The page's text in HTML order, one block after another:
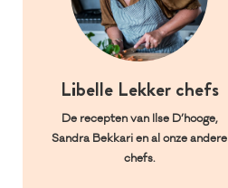
Libelle Lekker chefs
De recepten van Ilse D’hooge,
Sandra Bekkari en al onze andere
chefs.